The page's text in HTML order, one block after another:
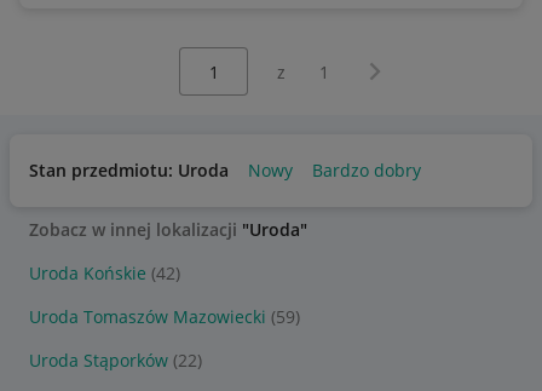
z 1 Następna strona
Stan przedmiotu: Uroda Nowy Bardzo dobry
Zobacz w innej lokalizacji "Uroda"
Uroda Końskie (42)
Uroda Tomaszów Mazowiecki (59)
Uroda Stąporków (22)